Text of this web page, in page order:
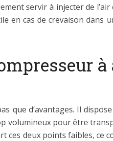
servir à injecter de
en cas de crevaison dans
que d’avantages. Il
volumineux pour être
ces deux points faibles, ce